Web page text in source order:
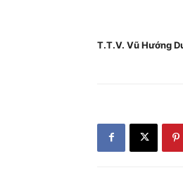
T.T.V. Vũ Hướng